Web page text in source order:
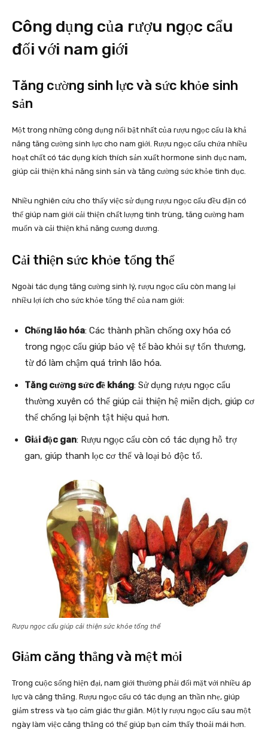
Công dụng của rượu ngọc cẩu
đối với nam giới
Tăng cường sinh lực và sức khỏe sinh
sản
Một trong những công dụng nổi bật nhất của rượu ngọc cẩu là khả
năng tăng cường sinh lực cho nam giới. Rượu ngọc cẩu chứa nhiều
hoạt chất có tác dụng kích thích sản xuất hormone sinh dục nam,
giúp cải thiện khả năng sinh sản và tăng cường sức khỏe tình dục.
Nhiều nghiên cứu cho thấy việc sử dụng rượu ngọc cẩu đều đặn có
thể giúp nam giới cải thiện chất lượng tinh trùng, tăng cường ham
muốn và cải thiện khả năng cương dương.
Cải thiện sức khỏe tổng thể
Ngoài tác dụng tăng cường sinh lý, rượu ngọc cẩu còn mang lại
nhiều lợi ích cho sức khỏe tổng thể của nam giới:
Chống lão hóa: Các thành phần chống oxy hóa có
trong ngọc cẩu giúp bảo vệ tế bào khỏi sự tổn thương,
từ đó làm chậm quá trình lão hóa.
Tăng cường sức đề kháng: Sử dụng rượu ngọc cẩu
thường xuyên có thể giúp cải thiện hệ miễn dịch, giúp cơ
thể chống lại bệnh tật hiệu quả hơn.
Giải độc gan: Rượu ngọc cẩu còn có tác dụng hỗ trợ
gan, giúp thanh lọc cơ thể và loại bỏ độc tố.
Rượu ngọc cẩu giúp cải thiện sức khỏe tổng thể
Giảm căng thẳng và mệt mỏi
Trong cuộc sống hiện đại, nam giới thường phải đối mặt với nhiều áp
lực và căng thẳng. Rượu ngọc cẩu có tác dụng an thần nhẹ, giúp
giảm stress và tạo cảm giác thư giãn. Một ly rượu ngọc cẩu sau một
ngày làm việc căng thẳng có thể giúp bạn cảm thấy thoải mái hơn.